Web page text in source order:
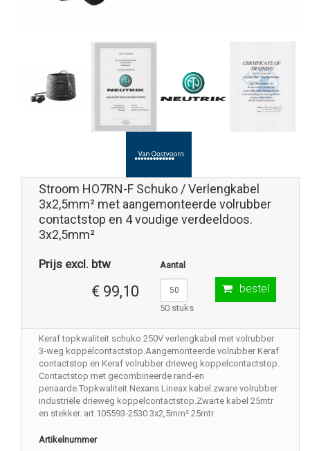
Stroom HO7RN-F Schuko / Verlengkabel
3x2,5mm² met aangemonteerde volrubber
contactstop en 4 voudige verdeeldoos.
3x2,5mm²
Prijs excl. btw
€ 99,10
Aantal
50 stuks
bestel
Keraf topkwaliteit schuko 250V verlengkabel met volrubber
3-weg koppelcontactstop.Aangemonteerde volrubber Keraf
contactstop en Keraf volrubber drieweg koppelcontactstop.
Contactstop met gecombineerde rand-en
penaarde.Topkwaliteit Nexans Lineax kabel.zware volrubber
industriële drieweg koppelcontactstop.Zwarte kabel 25mtr
en stekker. art 105593-2530 3x2,5mm² 25mtr
Artikelnummer